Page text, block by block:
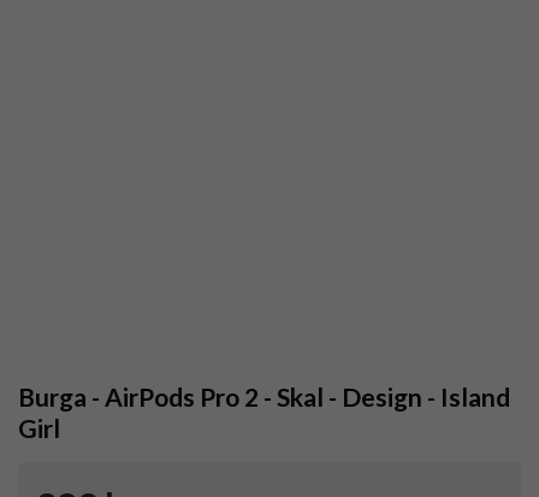
Burga - AirPods Pro 2 - Skal - Design - Island
Girl